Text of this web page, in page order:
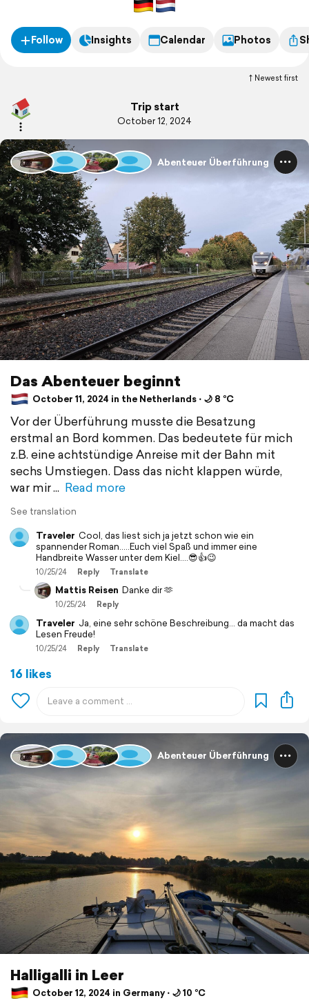
Follow Insights Calendar Photos
Newest first
Trip start
October 12, 2024
Abenteuer Überführung
Das Abenteuer beginnt
October 11, 2024 in the Netherlands ⋅ 🌙 8 °C
Vor der Überführung musste die Besatzung
erstmal an Bord kommen. Das bedeutete für mich
z.B. eine achtstündige Anreise mit der Bahn mit
sechs Umstiegen. Dass das nicht klappen würde,
war mir
Read more
See translation
Traveler Cool, das liest sich ja jetzt schon wie ein
spannender Roman.....Euch viel Spaß und immer eine
Handbreite Wasser unter dem Kiel....😎👍😉
10/25/24 Reply Translate
Mattis Reisen Danke dir 🫶
10/25/24 Reply
Traveler Ja, eine sehr schöne Beschreibung... da macht das
Lesen Freude!
10/25/24 Reply Translate
16 likes
Abenteuer Überführung
Halligalli in Leer
October 12, 2024 in Germany ⋅ 🌙 10 °C